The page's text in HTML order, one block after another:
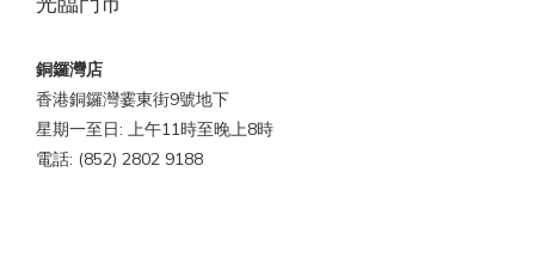
銅鑼灣店
香港銅鑼灣霎東街9號地下
星期一至日: 上午11時至晚上8時
電話: (852) 2802 9188